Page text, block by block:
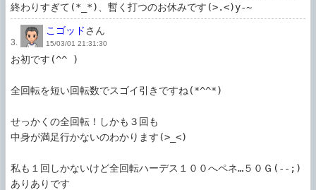
終わりすぎて(*_*)、暫く打つのお休みです(>.<)y-~
3.
こゴッドさん
15/03/01 21:31:30
お初です(^^ )
全回転を短い回転数でスゴイ引きですね(*^^*)
せっかくの全回転！しかも３回も
中身が満足行かないのわかります(>_<)
私も１回しかないけど全回転ハーデス１００へペネ…５０Ｇ(--;)
ありありです